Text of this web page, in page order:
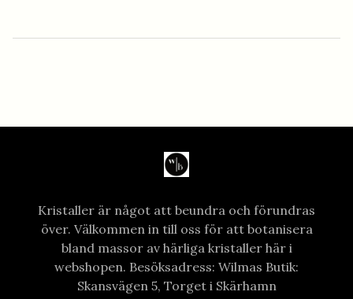
Kristaller är något att beundra och förundras
över. Välkommen in till oss för att botanisera
bland massor av härliga kristaller här i
webshopen. Besöksadress: Wilmas Butik:
Skansvägen 5, Torget i Skärhamn